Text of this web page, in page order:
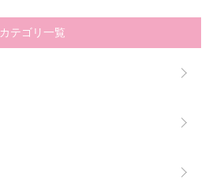
カテゴリ一覧